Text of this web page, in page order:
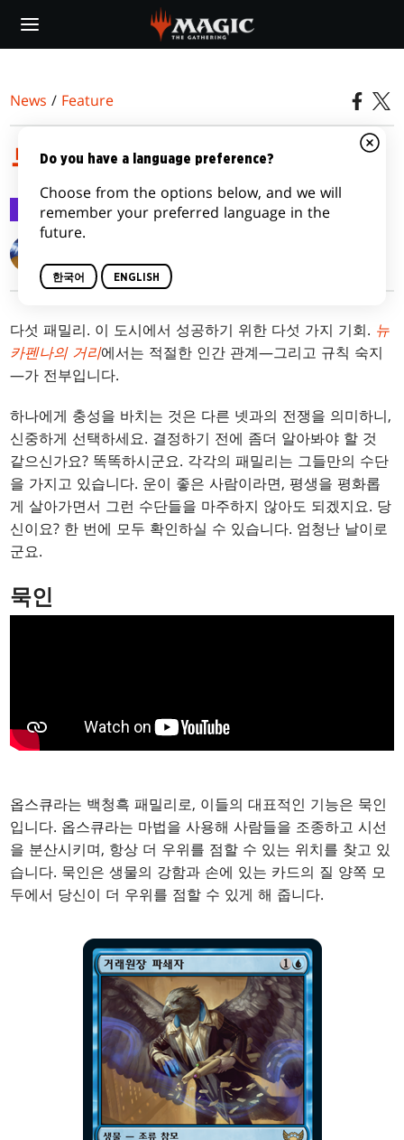
main
News / Feature
뉴 카펜나의 거리 기능
Feature 2022.04.07
다섯 패밀리. 이 도시에서 성공하기 위한 다섯 가지 기회. 뉴
카펜나의 거리에서는 적절한 인간 관계—그리고 규칙 숙지
—가 전부입니다.
하나에게 충성을 바치는 것은 다른 넷과의 전쟁을 의미하니,
신중하게 선택하세요. 결정하기 전에 좀더 알아봐야 할 것
같으신가요? 똑똑하시군요. 각각의 패밀리는 그들만의 수단
을 가지고 있습니다. 운이 좋은 사람이라면, 평생을 평화롭
게 살아가면서 그런 수단들을 마주하지 않아도 되겠지요. 당
신이요? 한 번에 모두 확인하실 수 있습니다. 엄청난 날이로
군요.
묵인
옵스큐라는 백청흑 패밀리로, 이들의 대표적인 기능은 묵인
입니다. 옵스큐라는 마법을 사용해 사람들을 조종하고 시선
을 분산시키며, 항상 더 우위를 점할 수 있는 위치를 찾고 있
습니다. 묵인은 생물의 강함과 손에 있는 카드의 질 양쪽 모
두에서 당신이 더 우위를 점할 수 있게 해 줍니다.
Do you have a language preference?
Choose from the options below, and we will
remember your preferred language in the
future.
한국어 ENGLISH